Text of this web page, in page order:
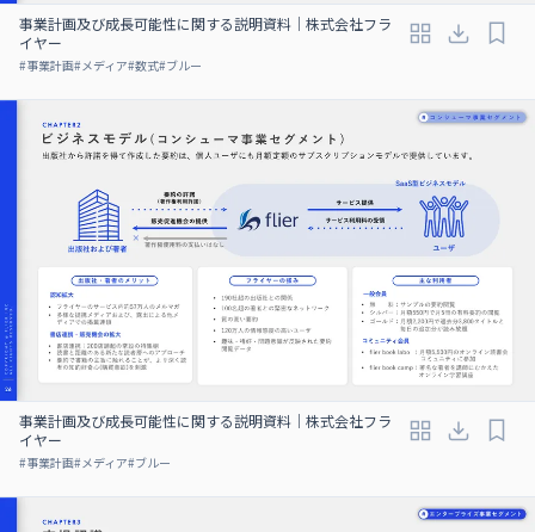
事業計画及び成⻑可能性に関する説明資料｜株式会社フラ
イヤー
#事業計画#メディア#数式#ブルー
事業計画及び成⻑可能性に関する説明資料｜株式会社フラ
イヤー
#事業計画#メディア#ブルー